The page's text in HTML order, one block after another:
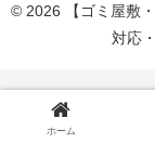
© 2026 【ゴミ屋敷
対応
ホーム